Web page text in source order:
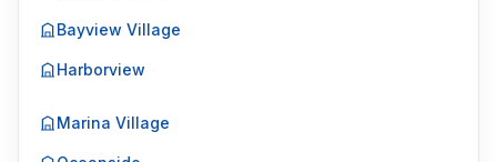
Bayview Village
Harborview
Marina Village